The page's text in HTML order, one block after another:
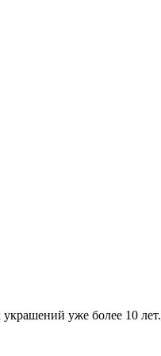
уже более 10 лет.